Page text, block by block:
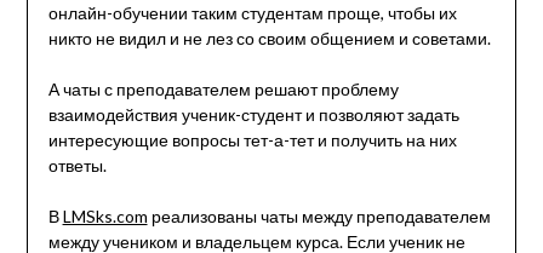
онлайн-обучении таким студентам проще, чтобы их
никто не видил и не лез со своим общением и советами.
А чаты с преподавателем решают проблему
взаимодействия ученик-студент и позволяют задать
интересующие вопросы тет-а-тет и получить на них
ответы.
ВLMSks.com реализованы чаты между преподавателем
между учеником и владельцем курса. Если ученик не